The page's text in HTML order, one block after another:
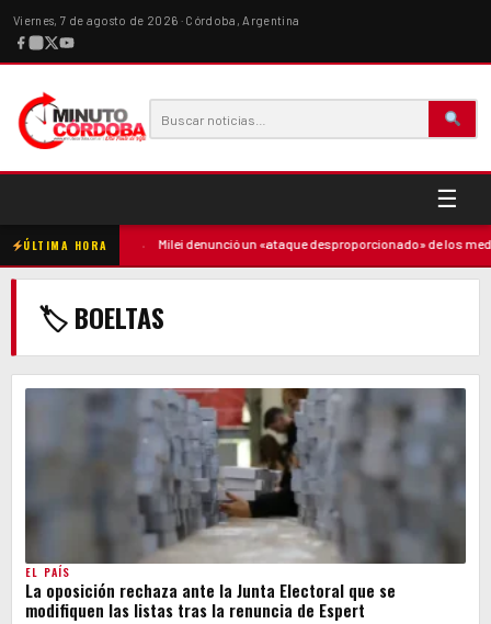
Viernes, 7 de agosto de 2026 · Córdoba, Argentina
☰
ÚLTIMA HORA
contra la madre Milei denunció un «ataque desproporcionado» de los
🏷 BOELTAS
EL PAÍS
La oposición rechaza ante la Junta Electoral que se
modifiquen las listas tras la renuncia de Espert